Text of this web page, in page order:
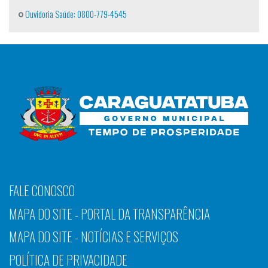
Ouvidoria Saúde: 0800-779-4545
FALE CONOSCO
MAPA DO SITE - PORTAL DA TRANSPARÊNCIA
MAPA DO SITE - NOTÍCIAS E SERVIÇOS
POLÍTICA DE PRIVACIDADE